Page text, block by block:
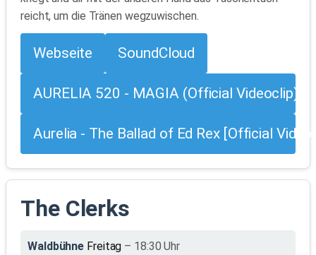
reicht, um die Tränen wegzuwischen.
Webseite SoundCloud
AURELIA 520 - MAGIA (Official Videoclip)
Aurelia - The Ballad of Ed Rex [Official Video]
The Clerks
Waldbühne Freitag – 18:30 Uhr